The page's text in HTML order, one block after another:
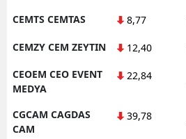
CEMTS CEMTAS 8,77
CEMZY CEM ZEYTIN 12,40
CEOEM CEO EVENT
MEDYA
22,84
CGCAM CAGDAS
CAM
39,78